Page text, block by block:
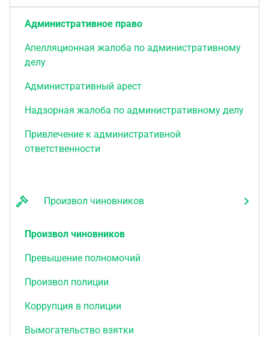
Административное право
Апелляционная жалоба по административному
делу
Административный арест
Надзорная жалоба по административному делу
Привлечение к административной
ответственности
Произвол чиновников
Произвол чиновников
Превышение полномочий
Произвол полиции
Коррупция в полиции
Вымогательство взятки